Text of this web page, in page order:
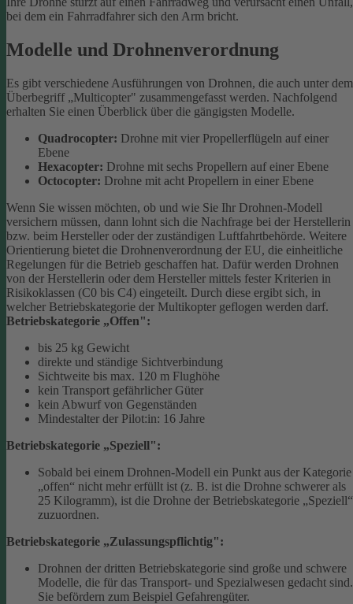
bei dem ein Fahrradfahrer sich den Arm bricht.
Modelle und Drohnenverordnung
Es gibt verschiedene Ausführungen von Drohnen, die auch unter dem
Überbegriff „Multicopter" zusammengefasst werden. Nachfolgend
erhalten Sie einen Überblick über die gängigsten Modelle.
Quadrocopter: Drohne mit vier Propellerflügeln auf einer
Ebene
Hexacopter: Drohne mit sechs Propellern auf einer Ebene
Octocopter: Drohne mit acht Propellern in einer Ebene
Wenn Sie wissen möchten, ob und wie Sie Ihr Drohnen-Modell
versichern müssen, dann lohnt sich die Nachfrage bei der Herstellerin
bzw. beim Hersteller oder der zuständigen Luftfahrtbehörde. Weitere
Orientierung bietet die Drohnenverordnung der EU, die einheitliche
Regelungen für die Betrieb geschaffen hat. Dafür werden Drohnen
von der Herstellerin oder dem Hersteller mittels fester Kriterien in
Risikoklassen (C0 bis C4) eingeteilt. Durch diese ergibt sich, in
welcher Betriebskategorie der Multikopter geflogen werden darf.
Betriebskategorie „Offen":
bis 25 kg Gewicht
direkte und ständige Sichtverbindung
Sichtweite bis max. 120 m Flughöhe
kein Transport gefährlicher Güter
kein Abwurf von Gegenständen
Mindestalter der Pilot:in: 16 Jahre
Betriebskategorie „Speziell":
Sobald bei einem Drohnen-Modell ein Punkt aus der Kategorie
„offen“ nicht mehr erfüllt ist (z. B. ist die Drohne schwerer als
25 Kilogramm), ist die Drohne der Betriebskategorie „Speziell“
zuzuordnen.
Betriebskategorie „Zulassungspflichtig":
Drohnen der dritten Betriebskategorie sind große und schwere
Modelle, die für das Transport- und Spezialwesen gedacht sind.
Sie befördern zum Beispiel Gefahrengüter.